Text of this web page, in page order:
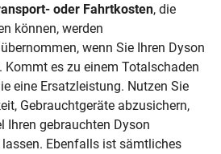
oder Fahrtkosten, die
können, werden
wenn Sie Ihren Dyson
Kommt es zu einem Totalschaden
eine Ersatzleistung. Nutzen Sie
Gebrauchtgeräte abzusichern,
Ihren gebrauchten Dyson
Ebenfalls ist sämtliches